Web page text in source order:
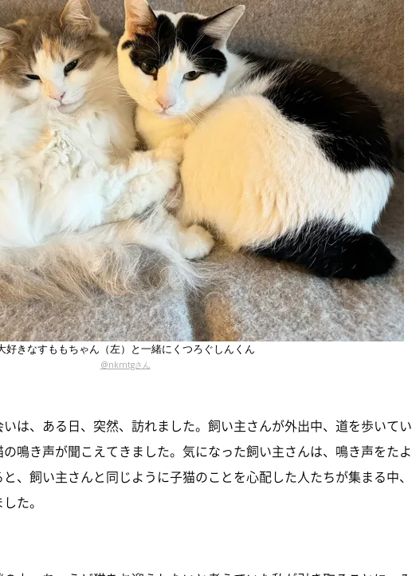
好きなすももちゃん（左）と一緒にくつろぐしんくん
@nkmtgさん
は、ある日、突然、訪れました。飼い主さんが外出中、道を歩いてい
鳴き声が聞こえてきました。気になった飼い主さんは、鳴き声をたよ
、飼い主さんと同じように子猫のことを心配した人たちが集まる中、
た。